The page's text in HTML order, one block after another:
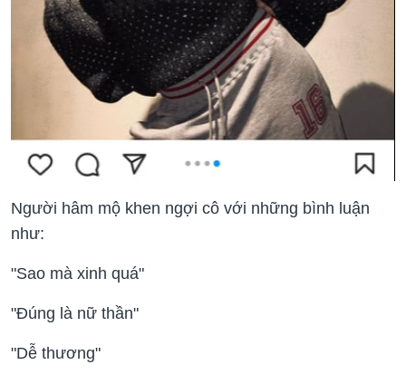
Người hâm mộ khen ngợi cô với những bình luận
như:
"Sao mà xinh quá"
"Đúng là nữ thần"
"Dễ thương"